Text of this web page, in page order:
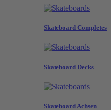
Skateboard Completes
Skateboard Decks
Skateboard Achsen